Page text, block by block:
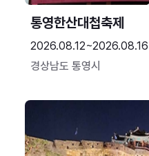
통영한산대첩축제
2026.08.12~2026.08.16
경상남도 통영시